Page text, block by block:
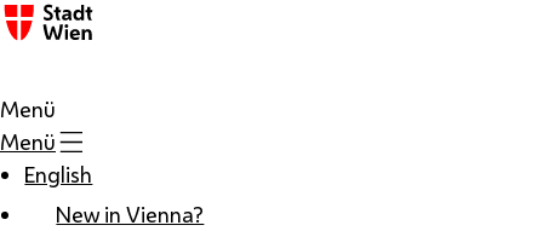
Zum Inhalt
Menü
Menü
English
New in Vienna?